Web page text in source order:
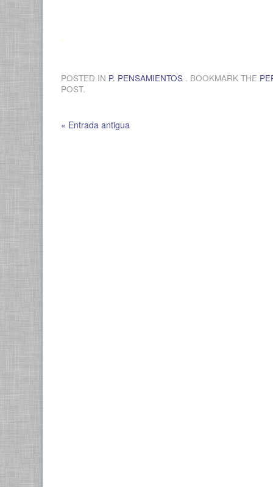
.
POSTED IN P. PENSAMIENTOS . BOOKMARK THE
POST.
« Entrada antigua